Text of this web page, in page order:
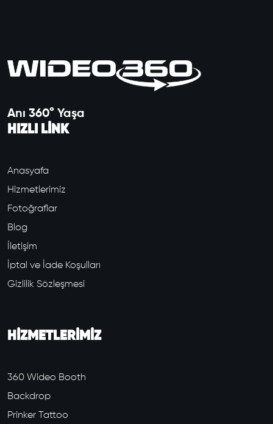
Anı 360° Yaşa
HIZLI LİNK
Anasyafa
Hizmetlerimiz
Fotoğraflar
Blog
İletişim
İptal ve İade Koşulları
Gizlilik Sözleşmesi
HİZMETLERİMİZ
360 Wideo Booth
Backdrop
Prinker Tattoo